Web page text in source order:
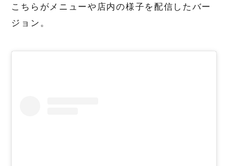
こちらがメニューや店内の様子を配信したバー
ジョン。